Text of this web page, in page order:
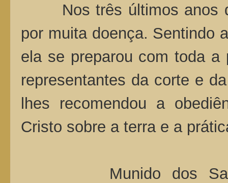
Nos três últimos anos
por muita doença. Sentindo
ela se preparou com toda a
representantes da corte e
lhes recomendou a
Cristo sobre a terra e a
Munido dos Santos